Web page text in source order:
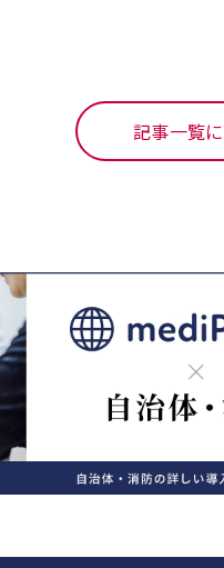
記事一覧